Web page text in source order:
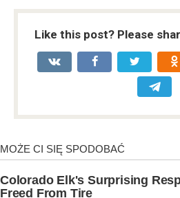
Like this post? Please